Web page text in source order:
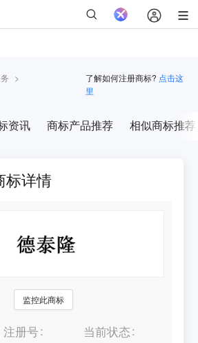
>
了解如何注册商标? 点击这
里
资讯 商标产品推荐 相似商标推荐
标详情
监控此商标
注册号
当前状态